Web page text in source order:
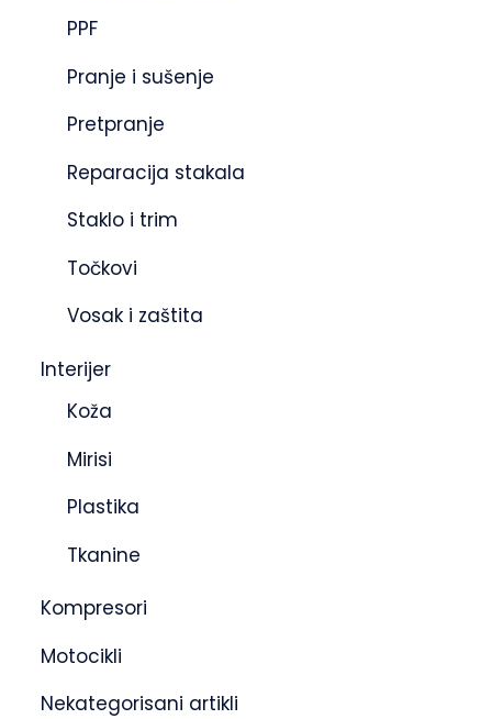
PPF
Pranje i sušenje
Pretpranje
Reparacija stakala
Staklo i trim
Točkovi
Vosak i zaštita
Interijer
Koža
Mirisi
Plastika
Tkanine
Kompresori
Motocikli
Nekategorisani artikli